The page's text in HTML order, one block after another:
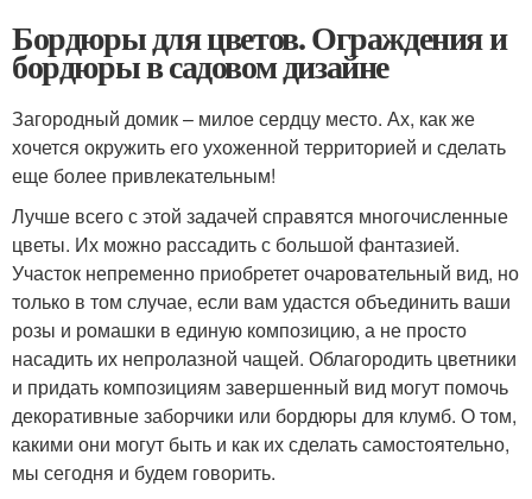
Бордюры для цветов. Ограждения и
бордюры в садовом дизайне
Загородный домик – милое сердцу место. Ах, как же
хочется окружить его ухоженной территорией и сделать
еще более привлекательным!
Лучше всего с этой задачей справятся многочисленные
цветы. Их можно рассадить с большой фантазией.
Участок непременно приобретет очаровательный вид, но
только в том случае, если вам удастся объединить ваши
розы и ромашки в единую композицию, а не просто
насадить их непролазной чащей. Облагородить цветники
и придать композициям завершенный вид могут помочь
декоративные заборчики или бордюры для клумб. О том,
какими они могут быть и как их сделать самостоятельно,
мы сегодня и будем говорить.